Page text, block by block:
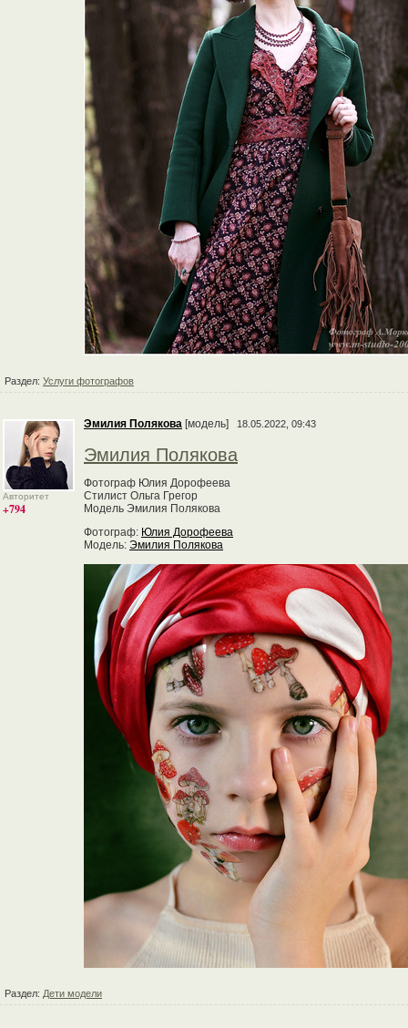
Раздел: Услуги фотографов
Авторитет
+794
Эмилия Полякова [модель] 18.05.2022, 09:43
Эмилия Полякова
Фотограф Юлия Дорофеева
Стилист Ольга Грегор
Модель Эмилия Полякова
Фотограф: Юлия Дорофеева
Модель: Эмилия Полякова
Раздел: Дети модели